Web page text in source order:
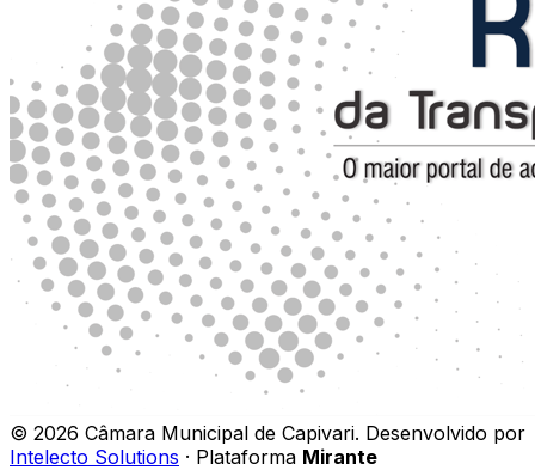
© 2026 Câmara Municipal de Capivari. Desenvolvido por
Intelecto Solutions · Plataforma Mirante